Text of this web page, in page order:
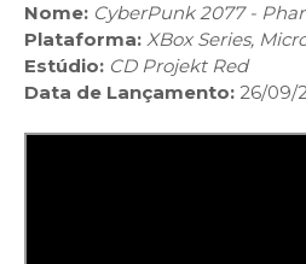
Nome: CyberPunk 2077 -
Plataforma: XBox Series,
Estúdio: CD Projekt Red
Data de Lançamento: 26/09/